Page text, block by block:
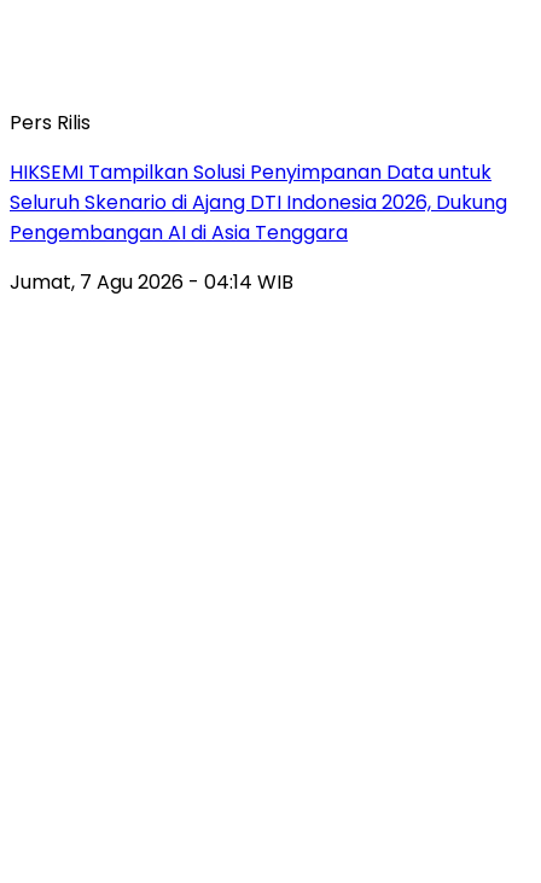
Pers Rilis
HIKSEMI Tampilkan Solusi Penyimpanan Data untuk
Seluruh Skenario di Ajang DTI Indonesia 2026, Dukung
Pengembangan AI di Asia Tenggara
Jumat, 7 Agu 2026 - 04:14 WIB